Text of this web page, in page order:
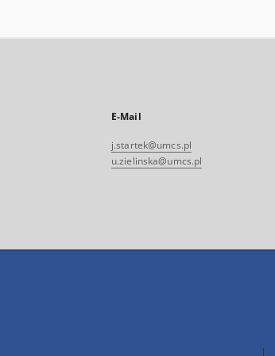
E-Mail
j.startek@umcs.pl
u.zielinska@umcs.pl